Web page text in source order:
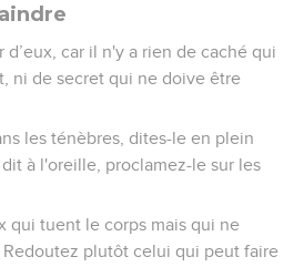
d’eux, car il n'y a rien de caché qui
ni de secret qui ne doive être
les ténèbres, dites-le en plein
à l'oreille, proclamez-le sur les
qui tuent le corps mais qui ne
plutôt celui qui peut faire